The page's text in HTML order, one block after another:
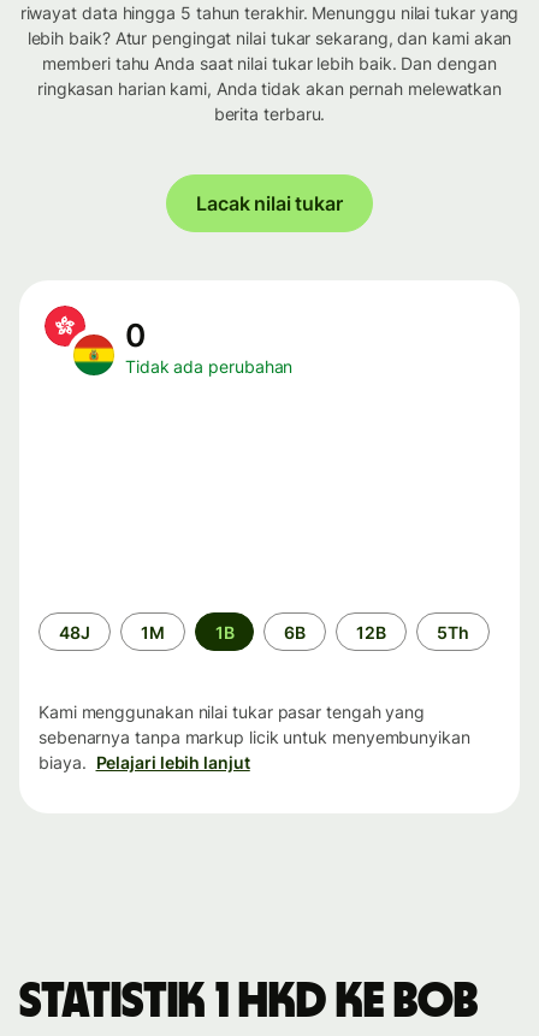
riwayat data hingga 5 tahun terakhir. Menunggu nilai tukar yang
lebih baik? Atur pengingat nilai tukar sekarang, dan kami akan
memberi tahu Anda saat nilai tukar lebih baik. Dan dengan
ringkasan harian kami, Anda tidak akan pernah melewatkan
berita terbaru.
Lacak nilai tukar
0
Tidak ada perubahan
Periode
waktu
48J 1M 1B 6B 12B 5Th
Kami menggunakan nilai tukar pasar tengah yang
sebenarnya tanpa markup licik untuk menyembunyikan
biaya. Pelajari lebih lanjut
Statistik 1 HKD ke BOB